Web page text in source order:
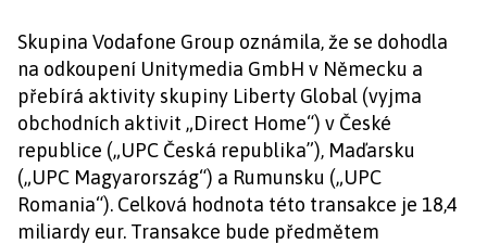
Skupina Vodafone Group oznámila, že se dohodla
na odkoupení Unitymedia GmbH v Německu a
přebírá aktivity skupiny Liberty Global (vyjma
obchodních aktivit „Direct Home“) v České
republice („UPC Česká republika”), Maďarsku
(„UPC Magyarország“) a Rumunsku („UPC
Romania“). Celková hodnota této transakce je 18,4
miliardy eur. Transakce bude předmětem